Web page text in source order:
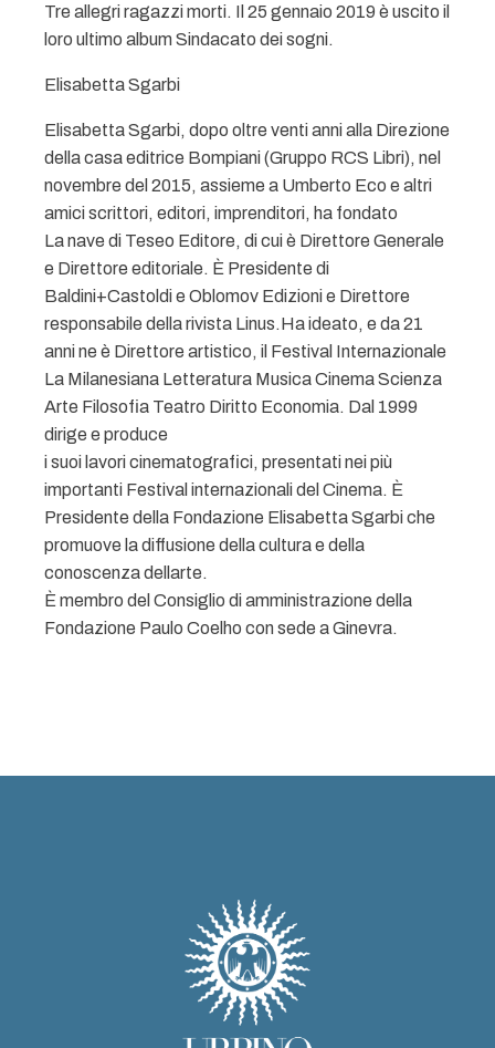
Tre allegri ragazzi morti. Il 25 gennaio 2019 è uscito il
loro ultimo album Sindacato dei sogni.
Elisabetta Sgarbi
Elisabetta Sgarbi, dopo oltre venti anni alla Direzione
della casa editrice Bompiani (Gruppo RCS Libri), nel
novembre del 2015, assieme a Umberto Eco e altri
amici scrittori, editori, imprenditori, ha fondato
La nave di Teseo Editore, di cui è Direttore Generale
e Direttore editoriale. È Presidente di
Baldini+Castoldi e Oblomov Edizioni e Direttore
responsabile della rivista Linus.Ha ideato, e da 21
anni ne è Direttore artistico, il Festival Internazionale
La Milanesiana Letteratura Musica Cinema Scienza
Arte Filosofia Teatro Diritto Economia. Dal 1999
dirige e produce
i suoi lavori cinematografici, presentati nei più
importanti Festival internazionali del Cinema. È
Presidente della Fondazione Elisabetta Sgarbi che
promuove la diffusione della cultura e della
conoscenza dellarte.
È membro del Consiglio di amministrazione della
Fondazione Paulo Coelho con sede a Ginevra.